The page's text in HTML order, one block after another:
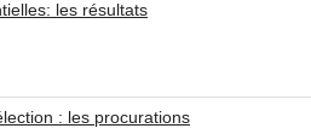
les résultats
: les procurations